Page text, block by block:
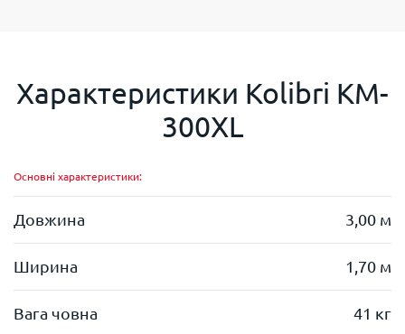
Характеристики Kolibri KM-
300XL
Основні характеристики:
Довжина 3,00 м
Ширина 1,70 м
Вага човна 41 кг